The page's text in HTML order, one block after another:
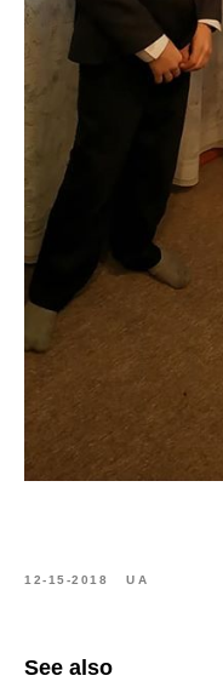
12-15-2018 UA
See also